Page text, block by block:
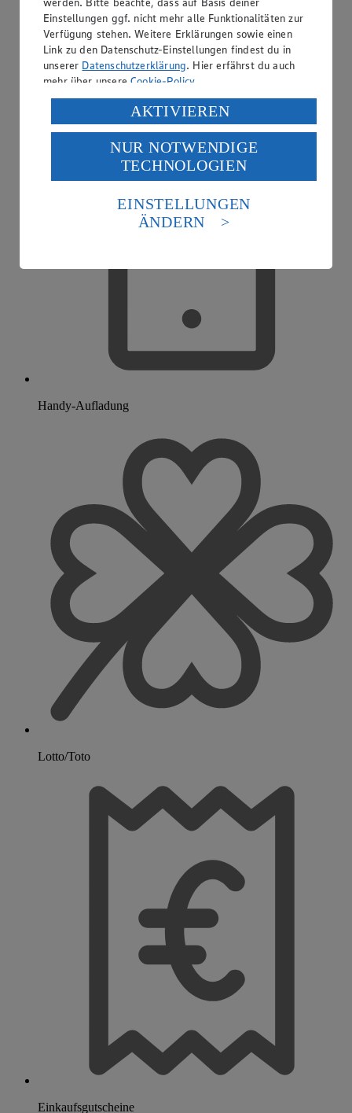
Friseur
Handy-Aufladung
Lotto/Toto
Einkaufsgutscheine
Einstellungen ggf. nicht mehr alle Funktionalitäten zur
Verfügung stehen. Weitere Erklärungen sowie einen
Link zu den Datenschutz-Einstellungen findest du in
unserer Datenschutzerklärung. Hier erfährst du auch
mehr über unsereCookie-Policy.
Verarbeitung deiner personenbezogenen Daten in den
USA durch Facebook und YouTube:
Wenn du auf „Aktivieren“ klickst, willigst du im Sinne
des Art. 49 Abs. 1 Satz 1 lit. a) DSGVO ein, dass deine
Daten in den USA verarbeitet werden. Der EuGH sieht
die USA als Land mit einem nach europäischen
Standards nicht angemessenen Datenschutzniveau an.
Es besteht das Risiko eines Zugriffs durch US-
Informationen zum Herausgeber der Seite findest du
AKTIVIEREN
NUR NOTWENDIGE
TECHNOLOGIEN
EINSTELLUNGEN
ÄNDERN